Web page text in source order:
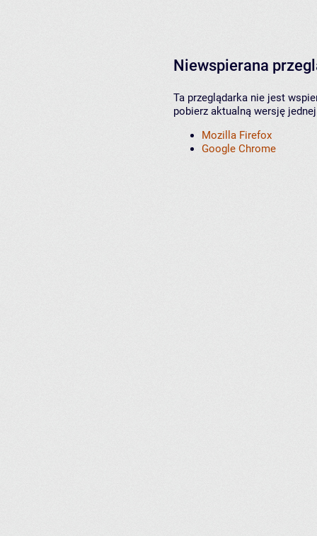
Niewspierana
Ta przeglądarka nie jest
pobierz aktualną wersję
Mozilla Firefox
Google Chrome